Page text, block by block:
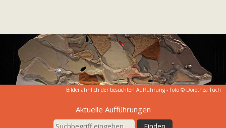
Bilder ähnlich der besuchten Aufführung - Foto © Dorothea Tuch
Aktuelle Aufführungen